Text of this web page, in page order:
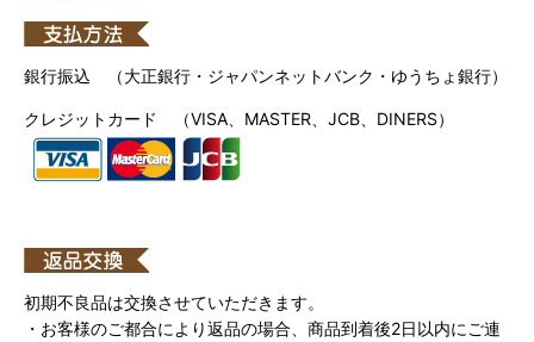
銀行振込 （大正銀行・ジャパンネットバンク・ゆうちょ銀行）
クレジットカード （VISA、MASTER、JCB、DINERS）
初期不良品は交換させていただきます。
・お客様のご都合により返品の場合、商品到着後2日以内にご連